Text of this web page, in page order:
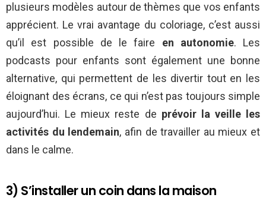
plusieurs modèles autour de thèmes que vos enfants
apprécient. Le vrai avantage du coloriage, c’est aussi
qu’il est possible de le faire en autonomie. Les
podcasts pour enfants sont également une bonne
alternative, qui permettent de les divertir tout en les
éloignant des écrans, ce qui n’est pas toujours simple
aujourd’hui. Le mieux reste de prévoir la veille les
activités du lendemain, afin de travailler au mieux et
dans le calme.
3) S’installer un coin dans la maison